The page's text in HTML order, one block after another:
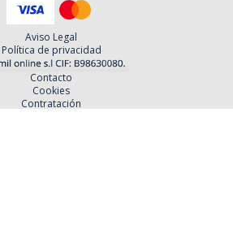
Aviso Legal
Política de privacidad
Contacto
Cookies
Contratación